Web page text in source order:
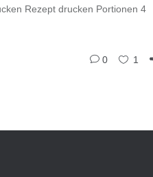
Rezept drucken Portionen 4
0 1